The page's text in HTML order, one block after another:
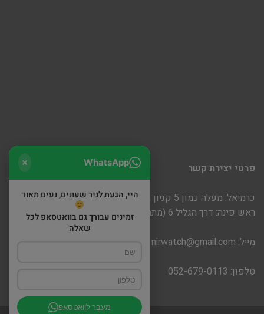
פרטי יצירת קשר
כרמיאל: מעלה כמון 5 קניון חוצות
ראש פינה: דרך הגליל 6 (מתחם שופינה)
מייל: nirwatch@gmail.com
טלפון: 052-679-0113
WhatsApp
היי, הגעת לניר שעונים, נעים מאוד
זמינים עבורך גם בוואטסאפ לכל
שאלה
מעבר לוואטסאפ